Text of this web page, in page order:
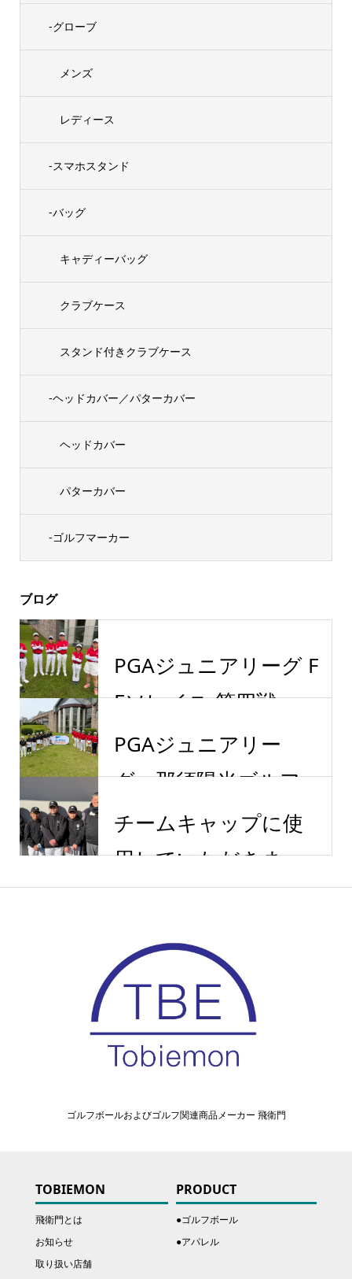
-グローブ
メンズ
レディース
-スマホスタンド
-バッグ
キャディーバッグ
クラブケース
スタンド付きクラブケース
-ヘッドカバー／パターカバー
ヘッドカバー
パターカバー
-ゴルフマーカー
ブログ
PGAジュニアリーグ F
Eソレイユ 第四戦
PGAジュニアリー
グ 那須陽光ゴルフ...
チームキャップに使
用していただきま...
ゴルフボールおよびゴルフ関連商品メーカー 飛衛門
TOBIEMON
飛衛門とは
お知らせ
取り扱い店舗
PRODUCT
●ゴルフボール
●アパレル